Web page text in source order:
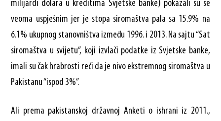
milijardi dolara u kreditima Svjetske banke) pokazali su se
veoma uspješnim jer je stopa siromaštva pala sa 15.9% na
6.1% ukupnog stanovništva između 1996. i 2013. Na sajtu “Sat
siromaštva u svijetu”, koji izvlači podatke iz Svjetske banke,
imali su čak hrabrosti reći da je nivo ekstremnog siromaštva u
Pakistanu “ispod 3%”.
Ali prema pakistanskoj državnoj Anketi o ishrani iz 2011.,